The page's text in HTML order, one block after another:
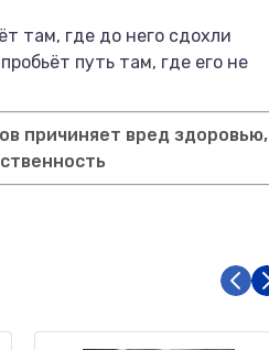
там, где до него сдохли
путь там, где его не
причиняет вред здоровью,